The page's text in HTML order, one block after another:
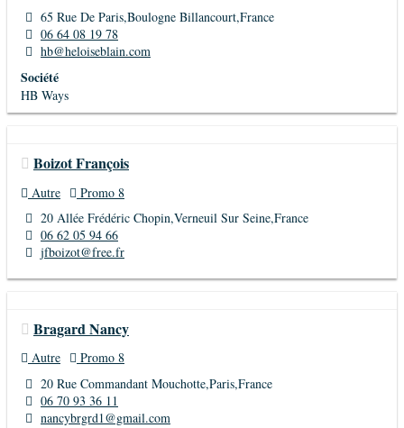
65 Rue De Paris,Boulogne Billancourt,France
06 64 08 19 78
hb@heloiseblain.com
Société
HB Ways
Boizot François
Autre
Promo 8
20 Allée Frédéric Chopin,Verneuil Sur Seine,France
06 62 05 94 66
jfboizot@free.fr
Bragard Nancy
Autre
Promo 8
20 Rue Commandant Mouchotte,Paris,France
06 70 93 36 11
nancybrgrd1@gmail.com